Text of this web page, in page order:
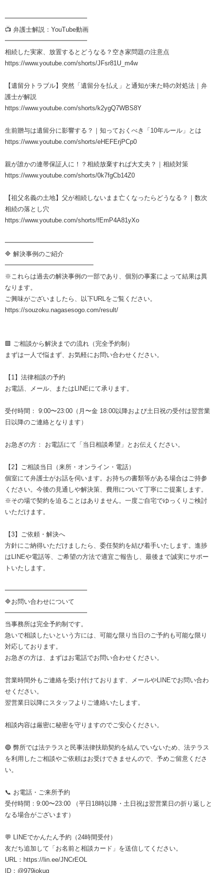
━━━━━━━━━━━━━
📺 弁護士解説：YouTube動画
━━━━━━━━━━━━━
相続した実家、放置するとどうなる？空き家問題の注意点
https://www.youtube.com/shorts/JFsr81U_m4w
【遺留分トラブル】突然「遺留分を払え」と通知が来た時の対処法｜弁
護士が解説
https://www.youtube.com/shorts/k2ygQ7WBS8Y
生前贈与は遺留分に影響する？｜知っておくべき「10年ルール」とは
https://www.youtube.com/shorts/eHEFErjPCp0
親が誰かの連帯保証人に！？相続放棄すれば大丈夫？｜相続対策
https://www.youtube.com/shorts/0k7fgCb14Z0
【祖父名義の土地】父が相続しないまま亡くなったらどうなる？｜数次
相続の落とし穴
https://www.youtube.com/shorts/fEmP4A81yXo
━━━━━━━━━━━━━━
🔷 解決事例のご紹介
━━━━━━━━━━━━━━
※これらは過去の解決事例の一部であり、個別の事案によって結果は異
なります。
ご興味がございましたら、以下URLをご覧ください。
https://souzoku.nagasesogo.com/result/
🟩 ご相談から解決までの流れ（完全予約制）
まずは一人で悩まず、お気軽にお問い合わせください。
【1】法律相談の予約
お電話、メール、またはLINEにて承ります。
受付時間： 9:00〜23:00（月〜金 18:00以降および土日祝の受付は翌営業
日以降のご連絡となります）
お急ぎの方： お電話にて「当日相談希望」とお伝えください。
【2】ご相談当日（来所・オンライン・電話）
個室にて弁護士がお話を伺います。お持ちの書類等がある場合はご持参
ください。今後の見通しや解決策、費用について丁寧にご提案します。
※その場で契約を迫ることはありません。一度ご自宅でゆっくりご検討
いただけます。
【3】ご依頼・解決へ
方針にご納得いただけましたら、委任契約を結び着手いたします。進捗
はLINEや電話等、ご希望の方法で適宜ご報告し、最後まで誠実にサポー
トいたします。
━━━━━━━━━━━━━
🔷お問い合わせについて
━━━━━━━━━━━━━
当事務所は完全予約制です。
急いで相談したいという方には、可能な限り当日のご予約も可能な限り
対応しております。
お急ぎの方は、まずはお電話でお問い合わせください。
営業時間外もご連絡を受け付けております、メールやLINEでお問い合わ
せください。
翌営業日以降にスタッフよりご連絡いたします。
相談内容は厳密に秘密を守りますのでご安心ください。
🔵 弊所では法テラスと民事法律扶助契約を結んでいないため、法テラス
を利用したご相談やご依頼はお受けできませんので、予めご留意くださ
い。
📞 お電話・ご来所予約
受付時間：9:00〜23:00 （平日18時以降・土日祝は翌営業日の折り返しと
なる場合がございます）
💬 LINEでかんたん予約（24時間受付）
友だち追加して「お名前と相談カード」を送信してください。
URL：https://lin.ee/JNCrEOL
ID：@979iokug